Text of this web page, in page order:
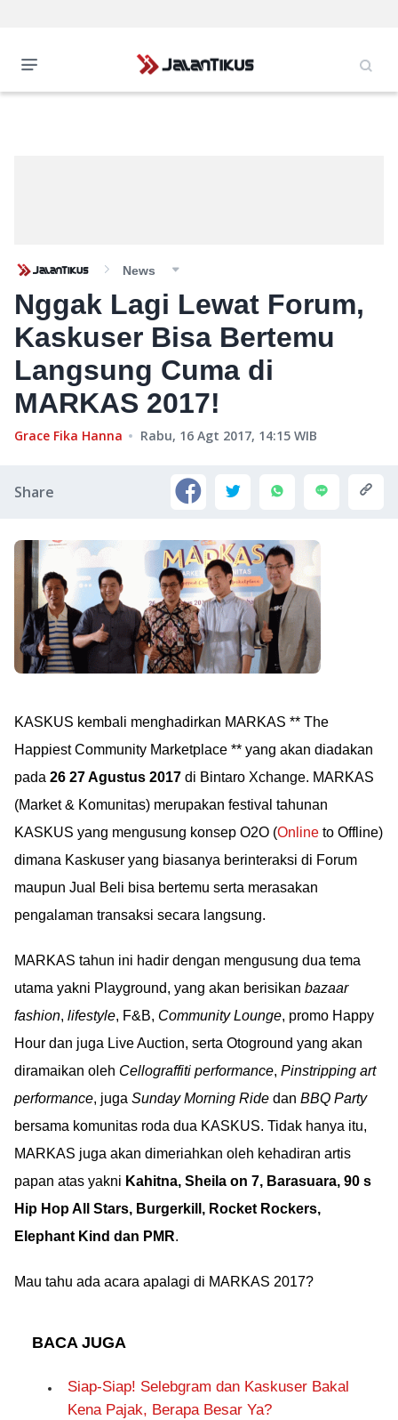
News
Nggak Lagi Lewat Forum,
Kaskuser Bisa Bertemu
Langsung Cuma di
MARKAS 2017!
Grace Fika Hanna Rabu, 16 Agt 2017, 14:15 WIB
Share
KASKUS kembali menghadirkan MARKAS ** The
Happiest Community Marketplace ** yang akan diadakan
pada 26 27 Agustus 2017 di Bintaro Xchange. MARKAS
(Market & Komunitas) merupakan festival tahunan
KASKUS yang mengusung konsep O2O (Online to Offline)
dimana Kaskuser yang biasanya berinteraksi di Forum
maupun Jual Beli bisa bertemu serta merasakan
pengalaman transaksi secara langsung.
MARKAS tahun ini hadir dengan mengusung dua tema
utama yakni Playground, yang akan berisikan bazaar
fashion, lifestyle, F&B, Community Lounge, promo Happy
Hour dan juga Live Auction, serta Otoground yang akan
diramaikan oleh Cellograffiti performance, Pinstripping art
performance, juga Sunday Morning Ride dan BBQ Party
bersama komunitas roda dua KASKUS. Tidak hanya itu,
MARKAS juga akan dimeriahkan oleh kehadiran artis
papan atas yakni Kahitna, Sheila on 7, Barasuara, 90 s
Hip Hop All Stars, Burgerkill, Rocket Rockers,
Elephant Kind dan PMR.
Mau tahu ada acara apalagi di MARKAS 2017?
BACA JUGA
Siap-Siap! Selebgram dan Kaskuser Bakal
Kena Pajak, Berapa Besar Ya?